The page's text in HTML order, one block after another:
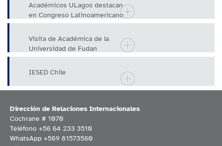
Académicos ULagos destacan
en Congreso Latinoamericano
de Ciencia Política realizado
en
Visita de Académica de la
Universidad de Fudan
(Shanghai, China)
IESED Chile
Dirección de Relaciones Internacionales
Cochrane # 1070
Teléfono +56 64 233 3510
WhatsApp +569 81573560